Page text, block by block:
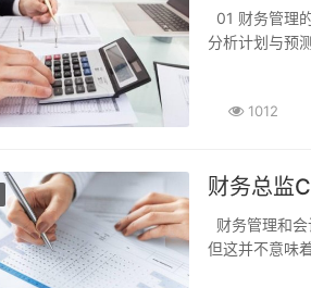
分析计划与预
1012
财务总监
但这并不意味